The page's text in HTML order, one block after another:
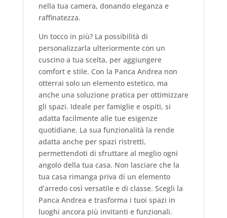
nella tua camera, donando eleganza e
raffinatezza.
Un tocco in più? La possibilità di
personalizzarla ulteriormente con un
cuscino a tua scelta, per aggiungere
comfort e stile. Con la Panca Andrea non
otterrai solo un elemento estetico, ma
anche una soluzione pratica per ottimizzare
gli spazi. Ideale per famiglie e ospiti, si
adatta facilmente alle tue esigenze
quotidiane. La sua funzionalità la rende
adatta anche per spazi ristretti,
permettendoti di sfruttare al meglio ogni
angolo della tua casa. Non lasciare che la
tua casa rimanga priva di un elemento
d’arredo così versatile e di classe. Scegli la
Panca Andrea e trasforma i tuoi spazi in
luoghi ancora più invitanti e funzionali.